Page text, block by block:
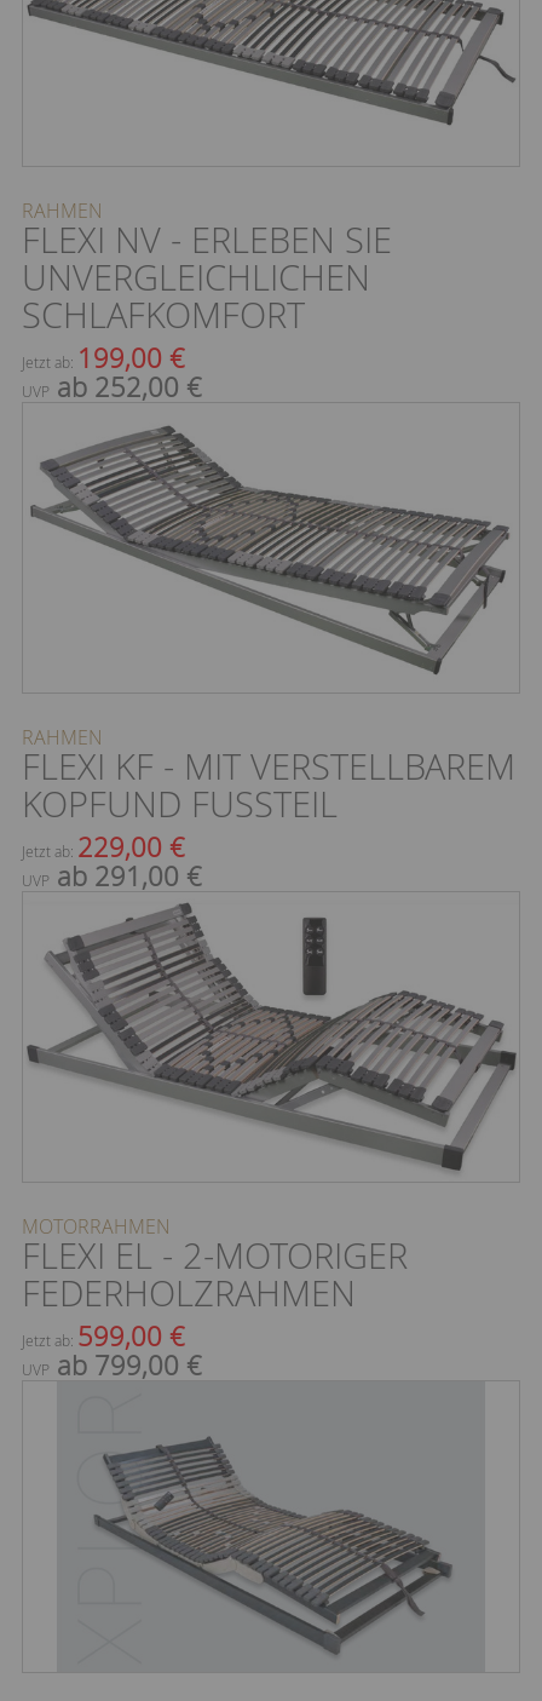
RAHMEN
FLEXI NV - ERLEBEN SIE
UNVERGLEICHLICHEN
SCHLAFKOMFORT
Jetzt ab: 199,00 €
UVP ab 252,00 €
RAHMEN
FLEXI KF - MIT VERSTELLBAREM
KOPFUND FUSSTEIL
Jetzt ab: 229,00 €
UVP ab 291,00 €
MOTORRAHMEN
FLEXI EL - 2-MOTORIGER
FEDERHOLZRAHMEN
Jetzt ab: 599,00 €
UVP ab 799,00 €